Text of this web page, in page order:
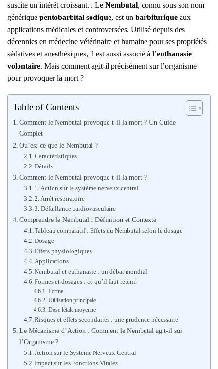
suscite un intérêt croissant. . Le Nembutal, connu sous son nom
générique pentobarbital sodique, est un barbiturique aux
applications médicales et controversées. Utilisé depuis des
décennies en médecine vétérinaire et humaine pour ses propriétés
sédatives et anesthésiques, il est aussi associé à l’euthanasie
volontaire. Mais comment agit-il précisément sur l’organisme
pour provoquer la mort ?
Table of Contents
Comment le Nembutal provoque-t-il la mort ? Un Guide
Complet
Qu’est-ce que le Nembutal ?
Caractéristiques
Détails
Comment le Nembutal provoque-t-il la mort ?
1. Action sur le système nerveux central
2. Arrêt respiratoire
3. Défaillance cardiovasculaire
Comprendre le Nembutal : Définition et Contexte
Tableau comparatif : Effets du Nembutal selon le dosage
Dosage
Effets physiologiques
Applications
Nembutal et euthanasie : un débat mondial
Formes et dosages : ce qu’il faut retenir
Forme
Utilisation principale
Dose létale moyenne
Risques et effets secondaires : une prudence nécessaire
Le Mécanisme d’Action : Comment le Nembutal agit-il sur
l’Organisme ?
Action sur le Système Nerveux Central
Impact sur les Fonctions Vitales